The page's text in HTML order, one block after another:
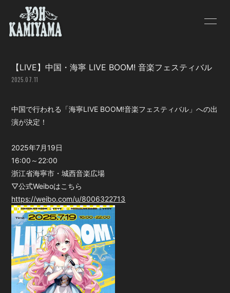
SCHEDULE
PROFILE
BLOG
PHOTO
会員登録 ログイン
【LIVE】中国・海寧 LIVE BOOM! 音楽フェスティバル
2025.07.11
中国で行われる「海寧LIVE BOOM!音楽フェスティバル」への出
演が決定！
2025年7月19日
16:00～22:00
浙江省海寧市・城西音楽広場
▽公式Weiboはこちら
https://weibo.com/u/8006322713